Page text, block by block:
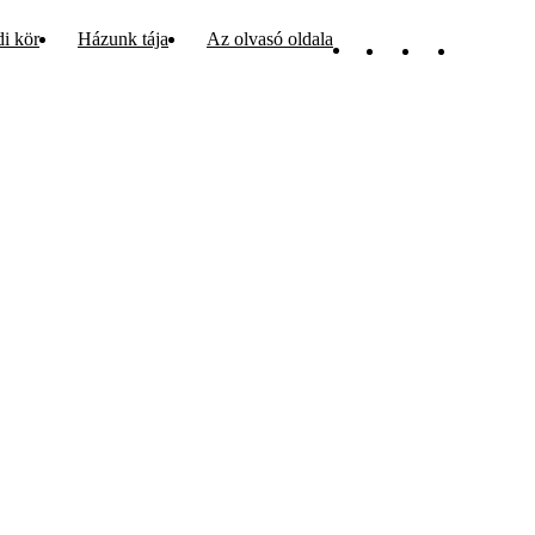
kör Házunk tája Az olvasó oldala